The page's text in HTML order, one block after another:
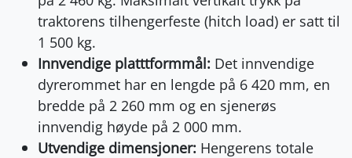
traktorens tilhengerfeste (hitch load) er satt til
1 500 kg.
Innvendige platttformmål: Det innvendige
dyrerommet har en lengde på 6 420 mm, en
bredde på 2 260 mm og en sjenerøs
innvendig høyde på 2 000 mm.
Utvendige dimensjoner: Hengerens totale